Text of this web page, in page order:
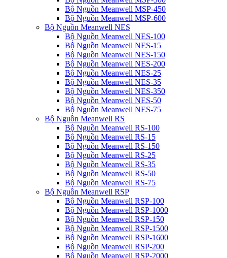
Bộ Nguồn Meanwell MSP-450
Bộ Nguồn Meanwell MSP-600
Bộ Nguồn Meanwell NES
Bộ Nguồn Meanwell NES-100
Bộ Nguồn Meanwell NES-15
Bộ Nguồn Meanwell NES-150
Bộ Nguồn Meanwell NES-200
Bộ Nguồn Meanwell NES-25
Bộ Nguồn Meanwell NES-35
Bộ Nguồn Meanwell NES-350
Bộ Nguồn Meanwell NES-50
Bộ Nguồn Meanwell NES-75
Bộ Nguồn Meanwell RS
Bộ Nguồn Meanwell RS-100
Bộ Nguồn Meanwell RS-15
Bộ Nguồn Meanwell RS-150
Bộ Nguồn Meanwell RS-25
Bộ Nguồn Meanwell RS-35
Bộ Nguồn Meanwell RS-50
Bộ Nguồn Meanwell RS-75
Bộ Nguồn Meanwell RSP
Bộ Nguồn Meanwell RSP-100
Bộ Nguồn Meanwell RSP-1000
Bộ Nguồn Meanwell RSP-150
Bộ Nguồn Meanwell RSP-1500
Bộ Nguồn Meanwell RSP-1600
Bộ Nguồn Meanwell RSP-200
Bộ Nguồn Meanwell RSP-2000